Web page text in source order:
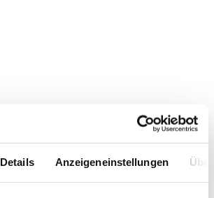
Details Anzeigeneinstellungen